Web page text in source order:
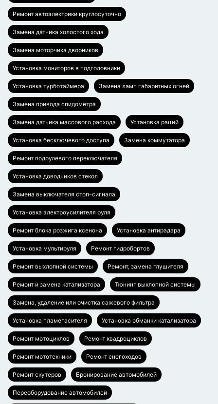
Ремонт автоэлектрики круглосуточно
Замена датчика холостого хода
Замена моторчика дворников
Установка мониторов в подголовники
Установка турботаймера Замена ламп габаритных огней
Замена привода спидометра
Замена датчика массового расхода Установка раций
Установка бесключевого доступа Замена коммутатора
Ремонт подрулевого переключателя
Установка доводчиков стекол
Замена выключателя стоп-сигнала
Установка электроусилителя руля
Ремонт блока розжига ксенона Установка антирадара
Установка мультируля Ремонт гидробортов
Ремонт выхлопной системы Ремонт, замена глушителя
Ремонт и замена катализатора Тюнинг выхлопной системы
Замена, удаление или очистка сажевого фильтра
Установка пламегасителя Установка обманки катализатора
Ремонт мотоциклов Ремонт квадроциклов
Ремонт мототехники Ремонт снегоходов
Ремонт скутеров Бронирование автомобилей
Переоборудование автомобилей